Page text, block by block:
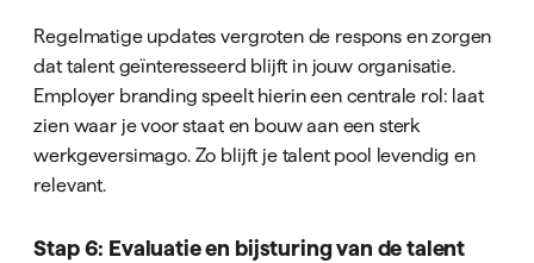
Regelmatige updates vergroten de respons en zorgen
dat talent geïnteresseerd blijft in jouw organisatie.
Employer branding speelt hierin een centrale rol: laat
zien waar je voor staat en bouw aan een sterk
werkgeversimago. Zo blijft je talent pool levendig en
relevant.
Stap 6: Evaluatie en bijsturing van de talent